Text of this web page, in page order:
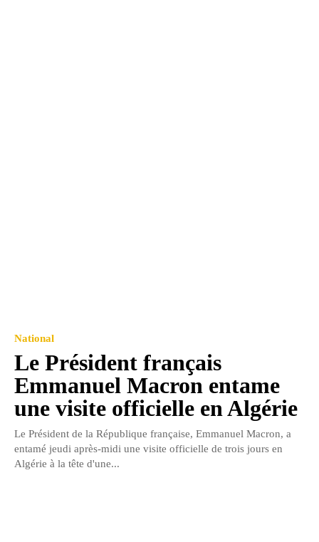
National
Le Président français
Emmanuel Macron entame
une visite officielle en Algérie
Le Président de la République française, Emmanuel Macron, a
entamé jeudi après-midi une visite officielle de trois jours en
Algérie à la tête d'une...